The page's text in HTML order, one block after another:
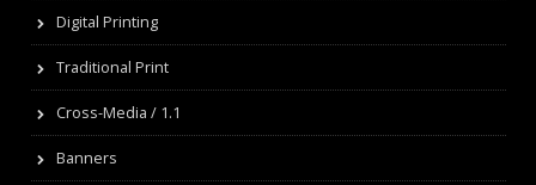
Digital Printing
Traditional Print
Cross-Media / 1.1
Banners